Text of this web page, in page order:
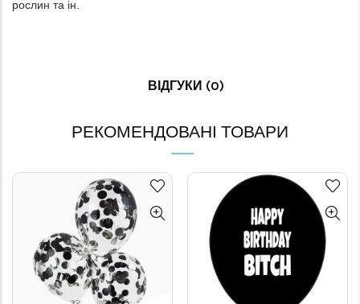
рослин та ін.
ВІДГУКИ (0)
РЕКОМЕНДОВАНІ ТОВАРИ